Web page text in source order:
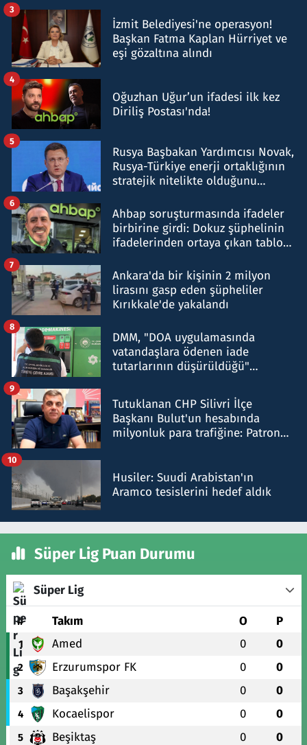
İzmit Belediyesi'ne operasyon!
Başkan Fatma Kaplan Hürriyet ve
eşi gözaltına alındı
3
Oğuzhan Uğur’un ifadesi ilk kez
Diriliş Postası'nda!
4
Rusya Başbakan Yardımcısı Novak,
Rusya-Türkiye enerji ortaklığının
stratejik nitelikte olduğunu
5
Ahbap soruşturmasında ifadeler
birbirine girdi: Dokuz şüphelinin
ifadelerinden ortaya çıkan tablo
6
Ankara'da bir kişinin 2 milyon
lirasını gasp eden şüpheliler
Kırıkkale'de yakalandı
7
DMM, "DOA uygulamasında
vatandaşlara ödenen iade
tutarlarının düşürüldüğü"
8
Tutuklanan CHP Silivri İlçe
Başkanı Bulut'un hesabında
milyonluk para trafiğine: Patron
9
Husiler: Suudi Arabistan'ın
Aramco tesislerini hedef aldık
10
Süper Lig Puan Durumu
Süper Lig
# Takım O P
1 Amed 0 0
2 Erzurumspor FK 0 0
3 Başakşehir 0 0
4 Kocaelispor 0 0
5 Beşiktaş 0 0